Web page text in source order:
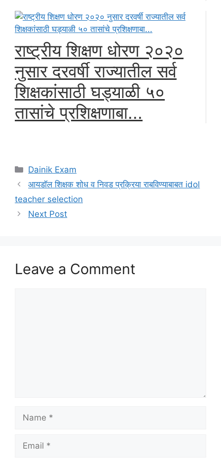
राष्ट्रीय शिक्षण धोरण २०२०
नुसार दरवर्षी राज्यातील सर्व
शिक्षकांसाठी घड्याळी ५०
तासांचे प्रशिक्षणाबा...
Categories
Dainik Exam
आयडॉल शिक्षक शोध व निवड प्रक्रिया राबविण्याबाबत idol
teacher selection
Next Post
Leave a Comment
Name
Email